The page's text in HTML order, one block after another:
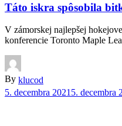
Táto iskra spôsobila
V zámorskej najlepšej
konferencie Toronto Maple
By klucod
5. decembra 2021 5. decembra